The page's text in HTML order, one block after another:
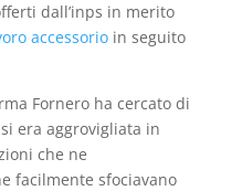
dall’inps in merito
accessorio in seguito
Fornero ha cercato di
era aggrovigliata in
che ne
facilmente sfociavano